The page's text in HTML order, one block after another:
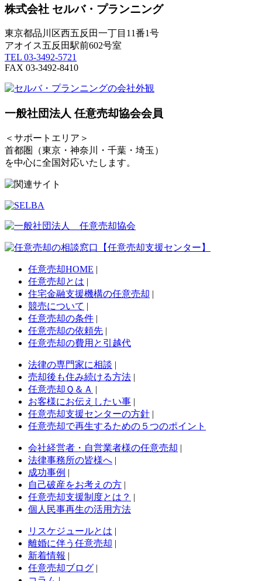
株式会社 セルバ・プランニング
東京都品川区西五反田一丁目11番1号
アオイス五反田駅前602号室
TEL 03-3492-5721
FAX 03-3492-8410
一般社団法人 任意売却協会会員
＜サポートエリア＞
首都圏（東京・神奈川・千葉・埼玉）
を中心に全国対応いたします。
任意売却HOME |
任意売却とは |
住宅金融支援機構の任意売却 |
競売について |
任意売却の条件 |
任意売却の依頼先 |
任意売却の費用と引越代
法律の専門家に相談 |
売却後も住み続ける方法 |
任意売却Ｑ＆Ａ |
お客様にお伝えしたい事 |
任意売却支援センターの方針 |
任意売却で再生するための５つのポイント
会社経営者・自営業者様の任意売却 |
法律事務所の皆様へ |
成功事例 |
自己破産をお考えの方 |
任意売却支援制度とは？ |
個人民事再生の活用方法
リスケジュールとは |
離婚に伴う任意売却 |
新着情報 |
任意売却ブログ |